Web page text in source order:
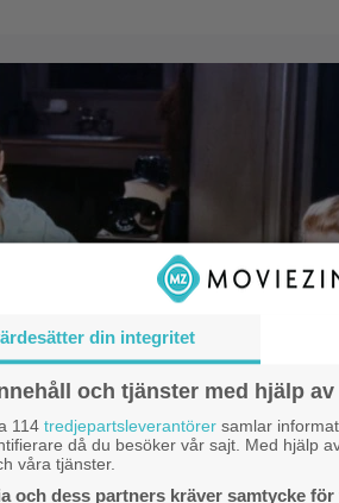
din integritet
och tjänster med hjälp
114 tredjepartsleverantörer samlar
då du besöker vår sajt. Med hjälp
våra tjänster.
och dess partners kräver samtycke